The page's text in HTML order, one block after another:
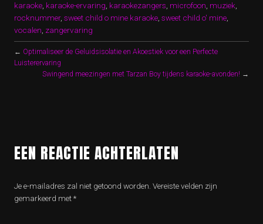
karaoke karaoke-ervaring karaokezangers microfoon muziek
rocknummer, sweet child o mine karaoke sweet child o' mine
vocalen zangervaring
← Optimaliseer de Geluidsisolatie en Akoestiek voor een Perfecte
Luisterervaring
Swingend meezingen met Tarzan Boy tijdens karaoke-avonden! →
EEN REACTIE ACHTERLATEN
Je e-mailadres zal niet getoond worden. Vereiste velden zijn
gemarkeerd met*